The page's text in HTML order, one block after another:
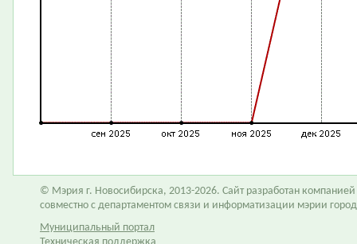
© Мэрия г. Новосибирска, 2013-2026. Сайт разработан компанией
совместно с департаментом связи и информатизации мэрии
Муниципальный портал